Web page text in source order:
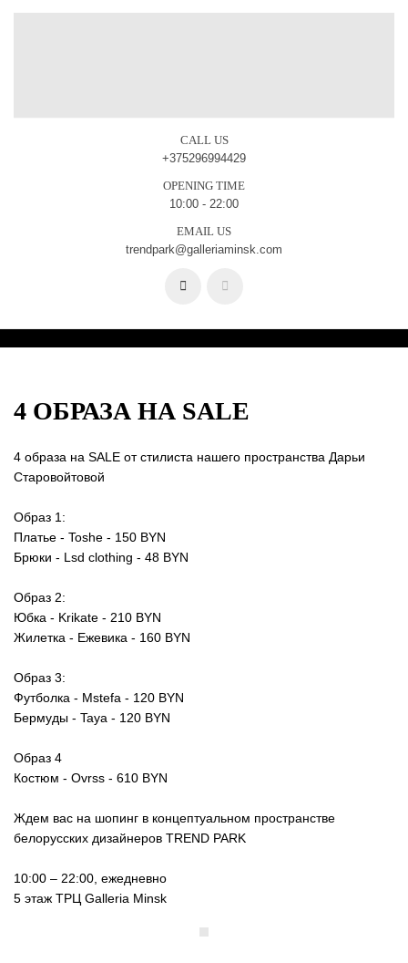
CALL US
+375296994429
OPENING TIME
10:00 - 22:00
EMAIL US
trendpark@galleriaminsk.com
4 ОБРАЗА НА SALE
4 образа на SALE от стилиста нашего пространства Дарьи
Старовойтовой
Образ 1:
Платье - Toshe - 150 BYN
Брюки - Lsd clothing - 48 BYN
Образ 2:
Юбка - Krikate - 210 BYN
Жилетка - Ежевика - 160 BYN
Образ 3:
Футболка - Mstefa - 120 BYN
Бермуды - Taya - 120 BYN
Образ 4
Костюм - Ovrss - 610 BYN
Ждем вас на шопинг в концептуальном пространстве
белорусских дизайнеров TREND PARK
10:00 – 22:00, ежедневно
5 этаж ТРЦ Galleria Minsk